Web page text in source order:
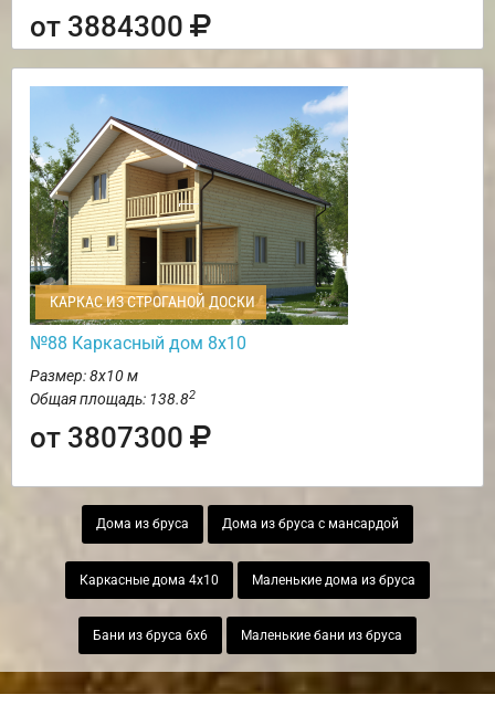
от 3884300
КАРКАС ИЗ СТРОГАНОЙ ДОСКИ
№88 Каркасный дом 8х10
Размер: 8х10 м
Общая площадь: 138.82
от 3807300
Дома из бруса Дома из бруса с мансардой
Каркасные дома 4х10 Маленькие дома из бруса
Бани из бруса 6х6 Маленькие бани из бруса